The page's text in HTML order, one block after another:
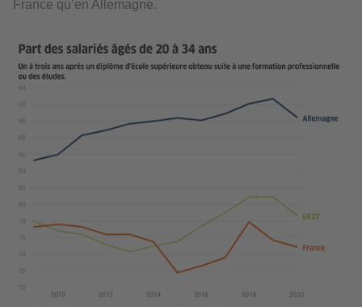
France qu’en Allemagne.